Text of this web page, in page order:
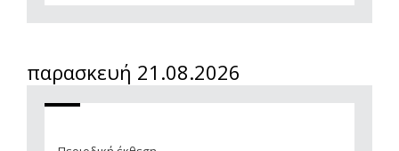
παρασκευή 21.08.2026